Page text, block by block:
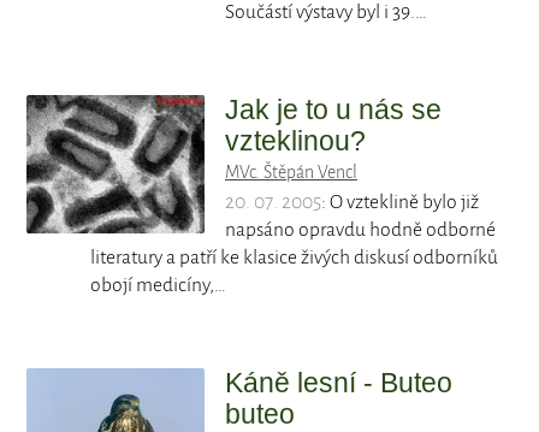
Součástí výstavy byl i 39.…
Jak je to u nás se
vzteklinou?
MVc. Štěpán Vencl
20. 07. 2005: O vzteklině bylo již
napsáno opravdu hodně odborné
literatury a patří ke klasice živých diskusí odborníků
obojí medicíny,…
Káně lesní - Buteo
buteo